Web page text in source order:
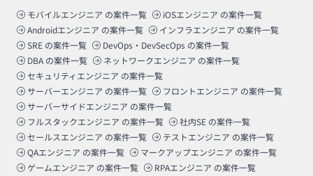
モバイルエンジニア の案件一覧 iOSエンジニア の案件一覧
Androidエンジニア の案件一覧 インフラエンジニア の案件一覧
SRE の案件一覧 DevOps・DevSecOps の案件一覧
DBA の案件一覧 ネットワークエンジニア の案件一覧
セキュリティエンジニア の案件一覧
サーバーエンジニア の案件一覧 フロントエンジニア の案件一覧
サーバーサイドエンジニア の案件一覧
フルスタックエンジニア の案件一覧 社内SE の案件一覧
セールスエンジニア の案件一覧 テストエンジニア の案件一覧
QAエンジニア の案件一覧 マークアップエンジニア の案件一覧
ゲームエンジニア の案件一覧 RPAエンジニア の案件一覧